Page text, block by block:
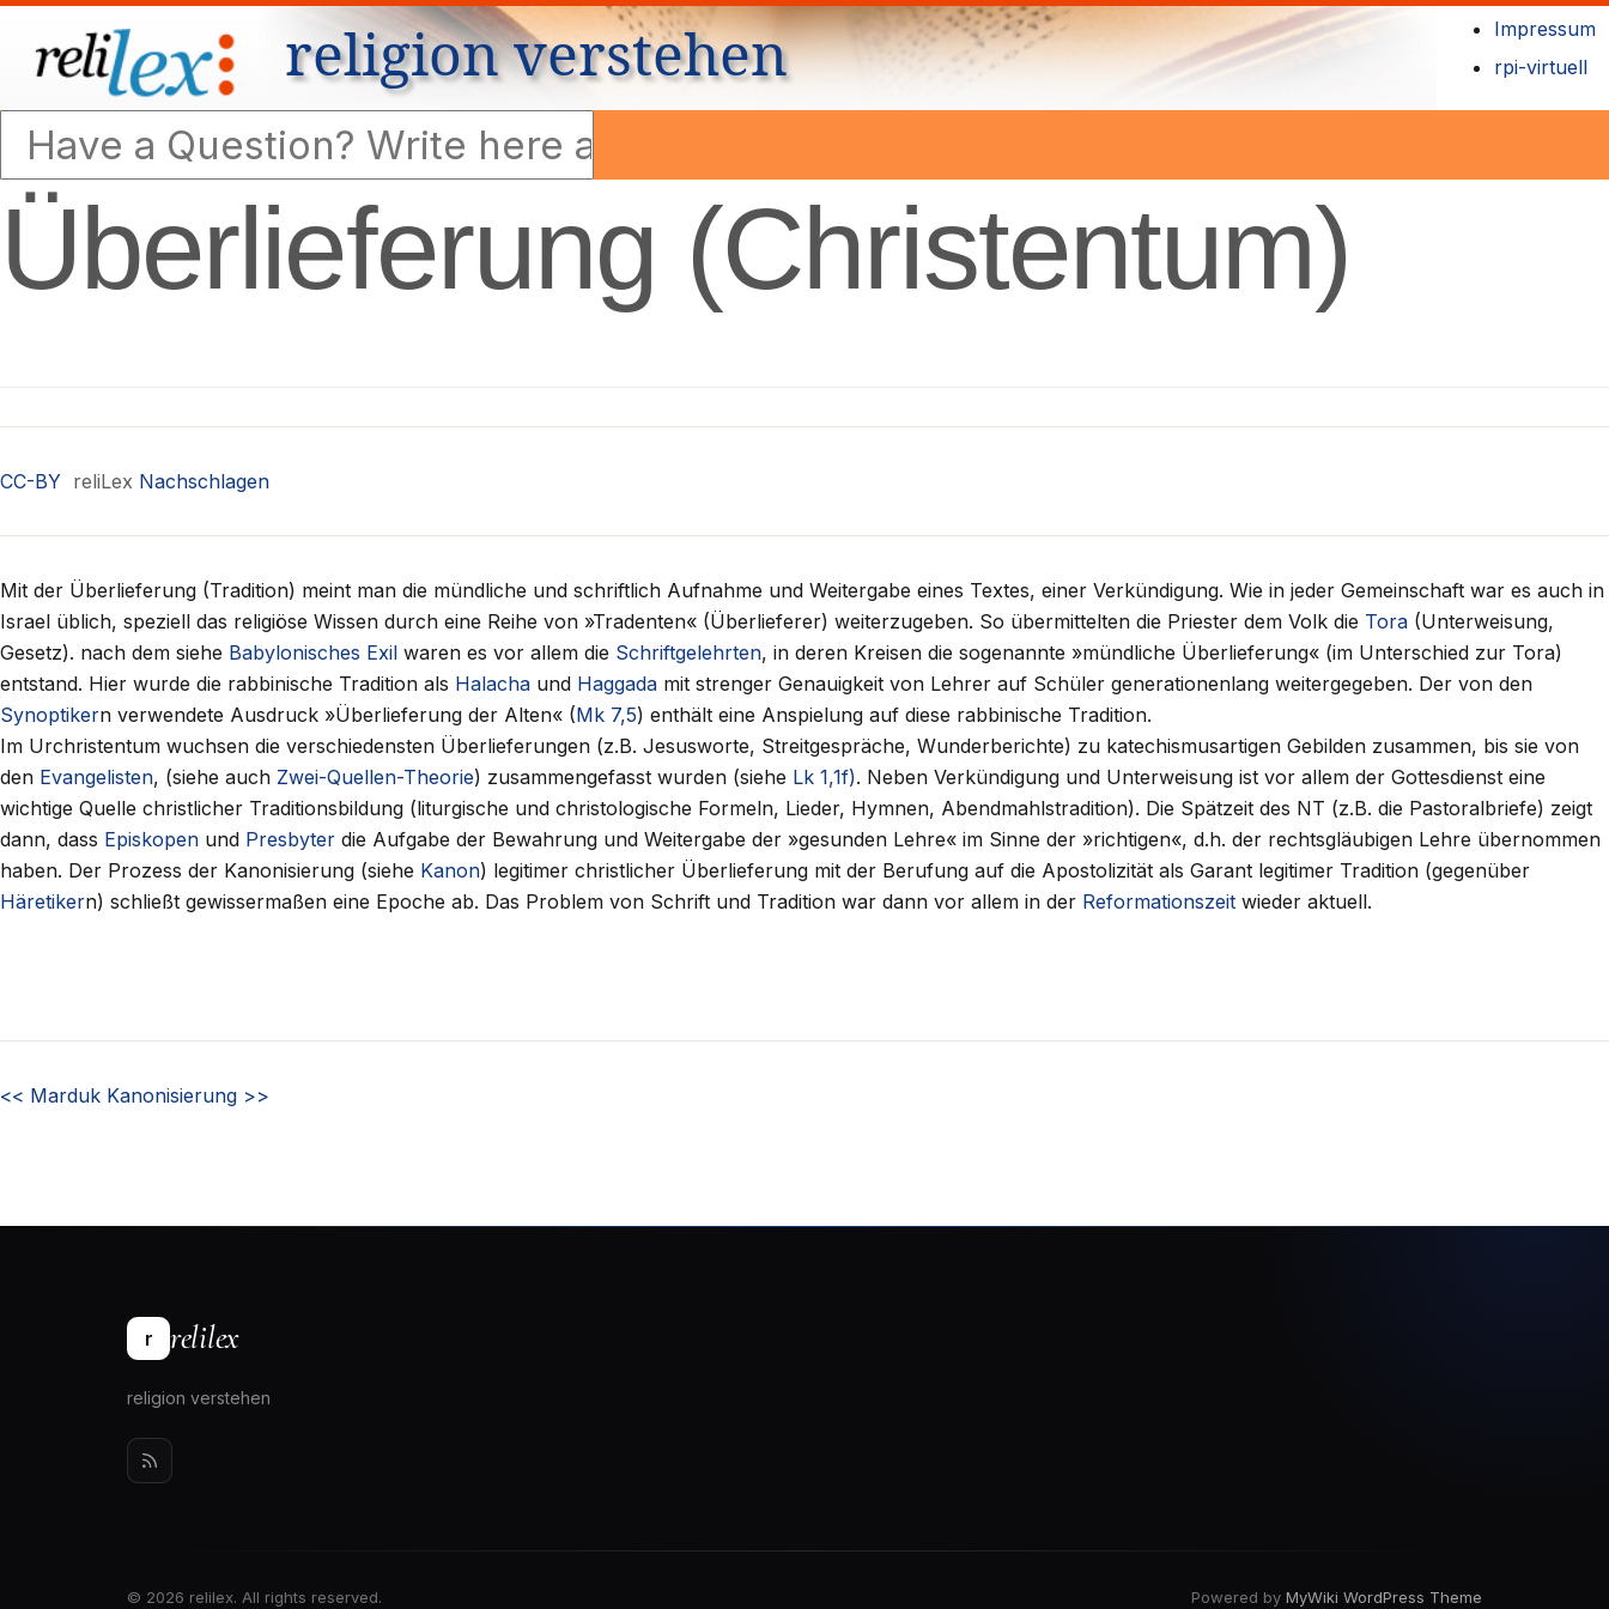
religion verstehen
Impressum
rpi-virtuell
Überlieferung (Christentum)
CC-BY reliLex Nachschlagen
Mit der Überlieferung (Tradition) meint man die mündliche und schriftlich Aufnahme und Weitergabe eines Textes, einer Verkündigung. Wie in jeder Gemeinschaft war es auch in
Israel üblich, speziell das religiöse Wissen durch eine Reihe von »Tradenten« (Überlieferer) weiterzugeben. So übermittelten die Priester dem Volk die Tora (Unterweisung,
Gesetz). nach dem siehe Babylonisches Exil waren es vor allem die Schriftgelehrten, in deren Kreisen die sogenannte »mündliche Überlieferung« (im Unterschied zur Tora)
entstand. Hier wurde die rabbinische Tradition als Halacha und Haggada mit strenger Genauigkeit von Lehrer auf Schüler generationenlang weitergegeben. Der von den
Synoptikern verwendete Ausdruck »Überlieferung der Alten« (Mk 7,5) enthält eine Anspielung auf diese rabbinische Tradition.
Im Urchristentum wuchsen die verschiedensten Überlieferungen (z.B. Jesusworte, Streitgespräche, Wunderberichte) zu katechismusartigen Gebilden zusammen, bis sie von
den Evangelisten, (siehe auch Zwei-Quellen-Theorie) zusammengefasst wurden (siehe Lk 1,1f). Neben Verkündigung und Unterweisung ist vor allem der Gottesdienst eine
wichtige Quelle christlicher Traditionsbildung (liturgische und christologische Formeln, Lieder, Hymnen, Abendmahlstradition). Die Spätzeit des NT (z.B. die Pastoralbriefe) zeigt
dann, dass Episkopen und Presbyter die Aufgabe der Bewahrung und Weitergabe der »gesunden Lehre« im Sinne der »richtigen«, d.h. der rechtsgläubigen Lehre übernommen
haben. Der Prozess der Kanonisierung (siehe Kanon) legitimer christlicher Überlieferung mit der Berufung auf die Apostolizität als Garant legitimer Tradition (gegenüber
Häretikern) schließt gewissermaßen eine Epoche ab. Das Problem von Schrift und Tradition war dann vor allem in der Reformationszeit wieder aktuell.
<< Marduk Kanonisierung >>
r relilex
religion verstehen
© 2026 relilex. All rights reserved. Powered by MyWiki WordPress Theme